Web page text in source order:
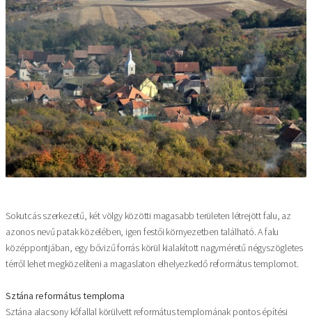
Sokutcás szerkezetű, két völgy közötti magasabb területen létrejött falu, az
azonos nevű patak közelében, igen festői környezetben található. A falu
középpontjában, egy bővizű forrás körül kialakított nagyméretű négyszögletes
térről lehet megközelíteni a magaslaton elhelyezkedő református templomot.
Sztána református temploma
Sztána alacsony kőfallal körülvett református templomának pontos építési